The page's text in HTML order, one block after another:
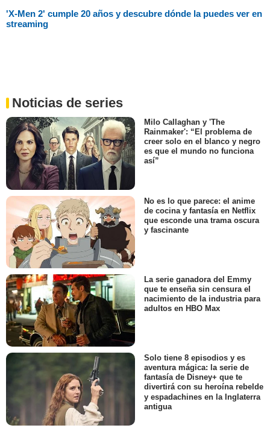
'X-Men 2' cumple 20 años y descubre dónde la puedes ver en
streaming
Noticias de series
Milo Callaghan y 'The
Rainmaker': “El problema de
creer solo en el blanco y negro
es que el mundo no funciona
así”
No es lo que parece: el anime
de cocina y fantasía en Netflix
que esconde una trama oscura
y fascinante
La serie ganadora del Emmy
que te enseña sin censura el
nacimiento de la industria para
adultos en HBO Max
Solo tiene 8 episodios y es
aventura mágica: la serie de
fantasía de Disney+ que te
divertirá con su heroína rebelde
y espadachines en la Inglaterra
antigua